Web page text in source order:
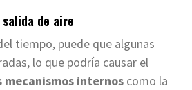
de aire
tiempo, puede que algunas
lo que podría causar el
mecanismos internos como la